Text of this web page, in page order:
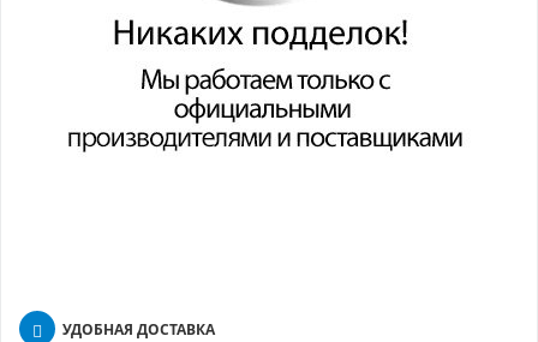
УДОБНАЯ ДОСТАВКА